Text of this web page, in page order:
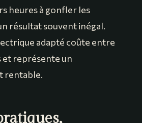
heures à gonfler les
résultat souvent inégal.
adapté coûte entre
et représente un
rentable.